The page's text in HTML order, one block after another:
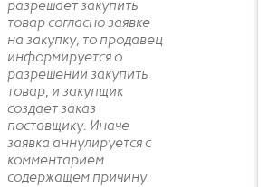
разрешает закупить
товар согласно заявке
на закупку, то продавец
информируется о
разрешении закупить
товар, и закупщик
создает заказ
поставщику. Иначе
заявка аннулируется с
комментарием
содержащем причину